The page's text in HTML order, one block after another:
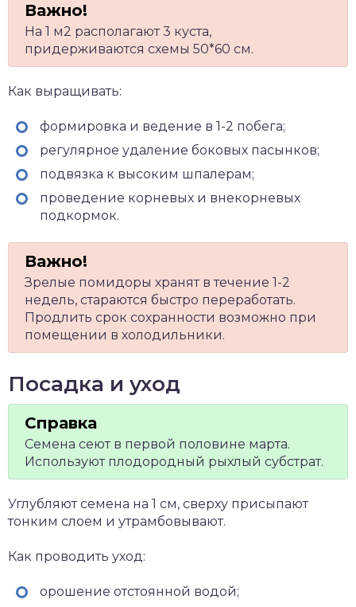
На 1 м2 располагают 3 куста,
придерживаются схемы 50*60 см.
Как выращивать:
формировка и ведение в 1-2 побега;
регулярное удаление боковых пасынков;
подвязка к высоким шпалерам;
проведение корневых и внекорневых
подкормок.
Зрелые помидоры хранят в течение 1-2
недель, стараются быстро переработать.
Продлить срок сохранности возможно при
помещении в холодильники.
Посадка и уход
Семена сеют в первой половине марта.
Используют плодородный рыхлый субстрат.
Углубляют семена на 1 см, сверху присыпают
тонким слоем и утрамбовывают.
Как проводить уход:
орошение отстоянной водой;